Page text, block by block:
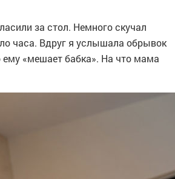
за стол. Немного скучал
часа. Вдруг я услышала обрывок
«мешает бабка». На что мама